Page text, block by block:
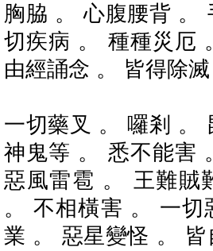
胸脇 。 心腹腰背 。
切疾病 。 種種災厄
由經誦念 。 皆得除滅
一切藥叉 。 囉剎 。
神鬼等 。 悉不能害
惡風雷雹 。 王難賊
。 不相橫害 。 一切
業 。 惡星變怪 。